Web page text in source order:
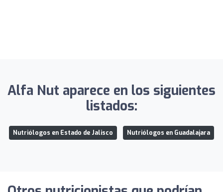
Alfa Nut aparece en los siguientes
listados:
Nutriólogos en Estado de Jalisco Nutriólogos en Guadalajara